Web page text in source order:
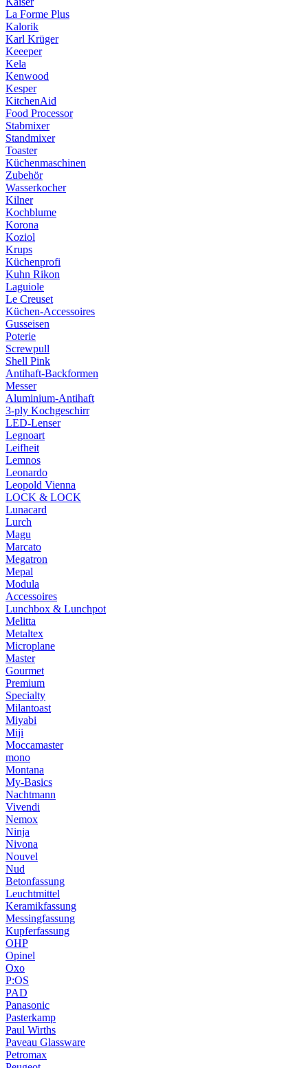
La Forme Plus
Kalorik
Karl Krüger
Keeeper
Kela
Kenwood
Kesper
KitchenAid
Food Processor
Stabmixer
Standmixer
Toaster
Küchenmaschinen
Zubehör
Wasserkocher
Kilner
Kochblume
Korona
Koziol
Krups
Küchenprofi
Kuhn Rikon
Laguiole
Le Creuset
Küchen-Accessoires
Gusseisen
Poterie
Screwpull
Shell Pink
Antihaft-Backformen
Messer
Aluminium-Antihaft
3-ply Kochgeschirr
LED-Lenser
Legnoart
Leifheit
Lemnos
Leonardo
Leopold Vienna
LOCK & LOCK
Lunacard
Lurch
Magu
Marcato
Megatron
Mepal
Modula
Accessoires
Lunchbox & Lunchpot
Melitta
Metaltex
Microplane
Master
Gourmet
Premium
Specialty
Milantoast
Miyabi
Miji
Moccamaster
mono
Montana
My-Basics
Nachtmann
Vivendi
Nemox
Ninja
Nivona
Nouvel
Nud
Betonfassung
Leuchtmittel
Keramikfassung
Messingfassung
Kupferfassung
OHP
Opinel
Oxo
P:OS
PAD
Panasonic
Pasterkamp
Paul Wirths
Paveau Glassware
Petromax